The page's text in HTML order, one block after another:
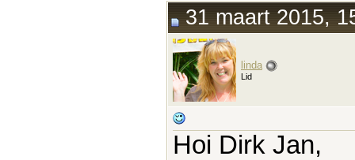
31 maart 2015,
linda
Lid
Hoi Dirk Jan,